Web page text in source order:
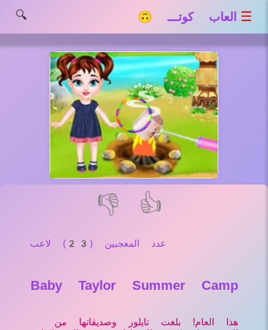
☰ العاب كوتـــ 🙃 🔍
👍
👎
عدد المعجبين (23) لاعب
Baby Taylor Summer Camp
هذا العام! بلغت تايلور وصديقاتها من